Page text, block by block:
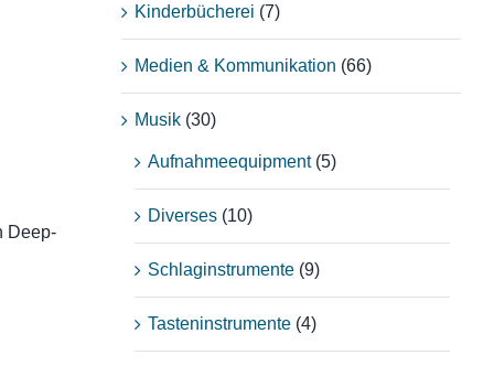
Deep-
Kinderbücherei (7)
Medien & Kommunikation (66)
Musik (30)
Aufnahmeequipment (5)
Diverses (10)
Schlaginstrumente (9)
Tasteninstrumente (4)